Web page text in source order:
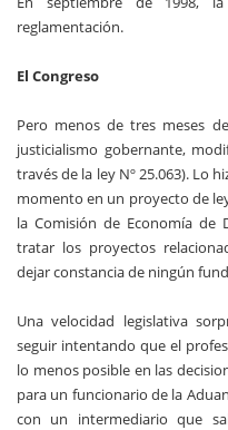
reglamentación.
El Congreso
Pero menos de tres meses
justicialismo gobernante,
través de la ley Nº 25.063). Lo
momento en un proyecto de
la Comisión de Economía de
tratar los proyectos
dejar constancia de ningún
Una velocidad legislativa
seguir intentando que el
lo menos posible en las
para un funcionario de la
con un intermediario que